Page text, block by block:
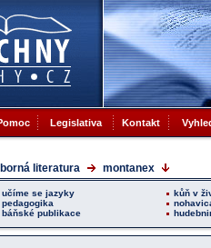
Legislativa Kontakt
literatura montanex
učíme se jazyky
pedagogika
báňské publikace
kůň v